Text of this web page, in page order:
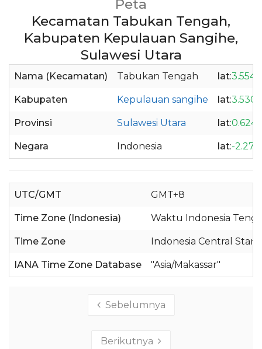
Peta
Kecamatan Tabukan Tengah,
Kabupaten Kepulauan Sangihe,
Sulawesi Utara
Nama (Kecamatan) Tabukan Tengah lat:
Kabupaten Kepulauan sangihe lat:
Provinsi Sulawesi Utara lat:
Negara Indonesia lat:-
UTC/GMT GMT+8
Time Zone (Indonesia) Waktu Indonesia
Time Zone Indonesia Central
IANA Time Zone Database "Asia/Makassar"
Sebelumnya
Berikutnya